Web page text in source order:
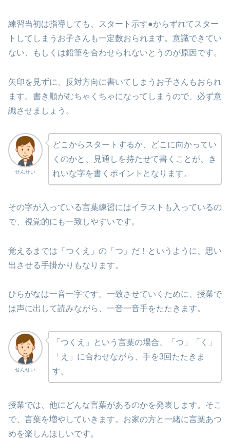
練習当初は指導しても、スタート示す●からずれてスター
トしてしまうお子さんも一定数おられます。意識できてい
ない、もしくは鉛筆を合わせられないとうのが原因です。
矢印を見ずに、反対方向に書いてしまうお子さんもおられ
ます。書き順がむちゃくちゃになってしまうので、必ず意
識させましょう。
せんせい
どこからスタートするか、どこに向かってい
くのかと、見通しを持たせて書くことが、き
れいな字を書くポイントとなります。
その字が入っている言葉練習にはイラストも入っているの
で、視覚的にも一致しやすいです。
覚えるまでは「つくえ」の「つ」だ！というように、思い
出させる手掛かりもなります。
ひらがなは一音一字です。一致させていくために、授業で
は声に出して読みながら、一音一音手をたたきます。
せんせい
「つくえ」という言葉の場合、「つ」「く」
「え」に合わせながら、手を3回たたきま
す。
授業では、他にどんな言葉があるのかを発表します。そこ
で、言葉を増やしていきます。お家の方と一緒に言葉あつ
めを楽しんほしいです。